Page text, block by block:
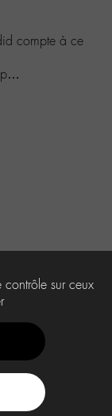
compte à ce
p…
sur ceux